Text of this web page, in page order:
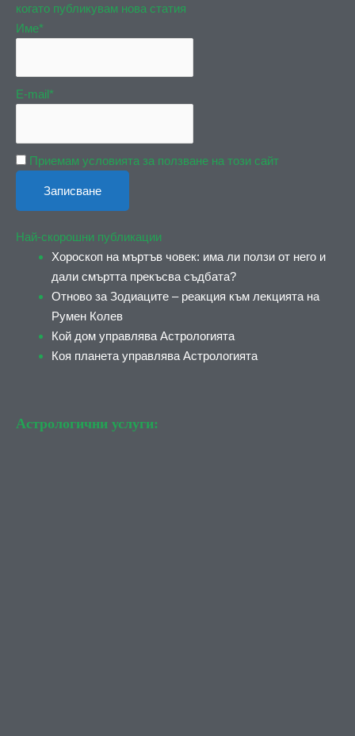
когато публикувам нова статия
Име*
E-mail*
Приемам условията за ползване на този сайт
Най-скорошни публикации
Хороскоп на мъртъв човек: има ли ползи от него и
дали смъртта прекъсва съдбата?
Отново за Зодиаците – реакция към лекцията на
Румен Колев
Кой дом управлява Астрологията
Коя планета управлява Астрологията
Астрологични услуги: